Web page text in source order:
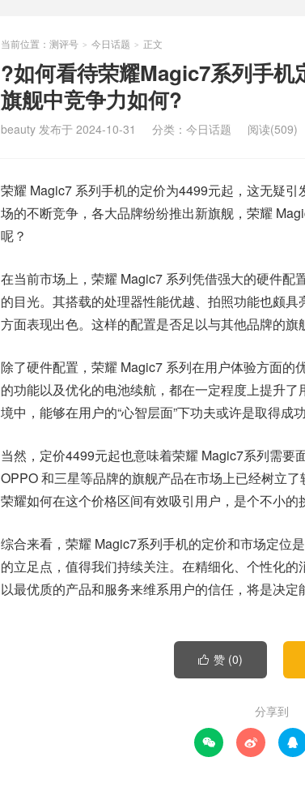
当前位置： 测评号 > 今日话题 > 正文
?如何看待荣耀Magic7系列手机
旗舰中竞争力如何?
beauty 发布于 2024-10-31 分类： 今日话题 阅读(509)
荣耀 Magic7 系列手机的定价为4499元起，这无疑
场的不断竞争，各大品牌纷纷推出新旗舰，荣耀
呢？
在当前市场上，荣耀 Magic7 系列凭借强大的硬件配
的目光。其搭载的处理器性能优越、拍照功能也颇
方面表现出色。这样的配置是否足以与其他品牌的旗
除了硬件配置，荣耀 Magic7 系列在用户体验方面的
的功能以及优化的电池续航，都在一定程度上提升
境中，能够在用户的“心智层面”下功夫或许是取得成功
当然，定价4499元起也意味着荣耀 Magic7系列需要
OPPO 和三星等品牌的旗舰产品在市场上已经树立
荣耀如何在这个价格区间有效吸引用户，是个不小的
综合来看，荣耀 Magic7系列手机的定价和市场定位
的立足点，值得我们持续关注。在精细化、个性化
以最优质的产品和服务来维系用户的信任，将是决定
 赞 (0)
分享到
  